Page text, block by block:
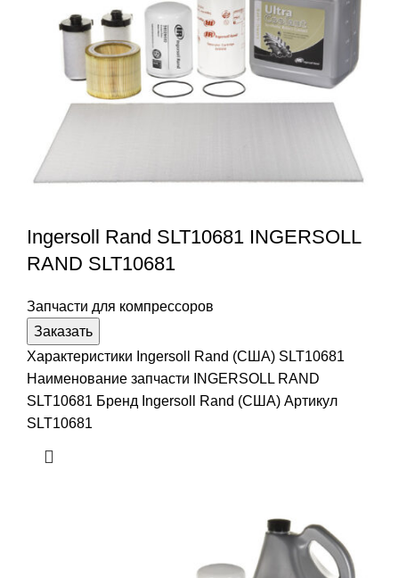
Ingersoll Rand SLT10681 INGERSOLL
RAND SLT10681
Запчасти для компрессоров
Заказать
Характеристики Ingersoll Rand (США) SLT10681
Наименование запчасти INGERSOLL RAND
SLT10681 Бренд Ingersoll Rand (США) Артикул
SLT10681